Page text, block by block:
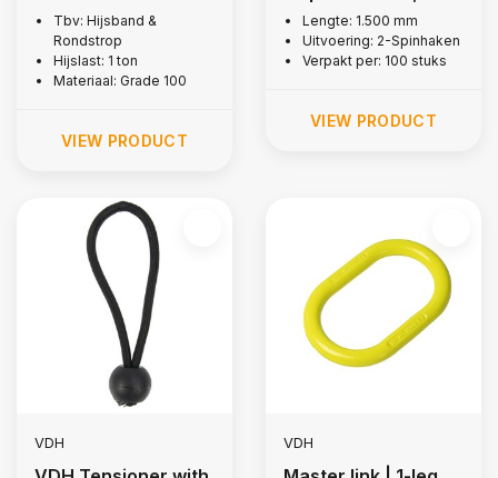
Tbv: Hijsband &
Rondstrop
Hijslast: 1 ton
Materiaal: Grade 100
VIEW PRODUCT
1.500 mm
Lengte: 1.500 mm
Uitvoering: 2-Spinhaken
Verpakt per: 100 stuks
VIEW PRODUCT
VDH VDH